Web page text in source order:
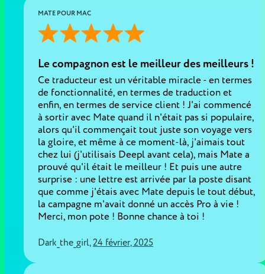
MATE POUR MAC
Le compagnon est le meilleur des meilleurs !
Ce traducteur est un véritable miracle - en termes
de fonctionnalité, en termes de traduction et
enfin, en termes de service client ! J'ai commencé
à sortir avec Mate quand il n'était pas si populaire,
alors qu'il commençait tout juste son voyage vers
la gloire, et même à ce moment-là, j'aimais tout
chez lui (j'utilisais Deepl avant cela), mais Mate a
prouvé qu'il était le meilleur ! Et puis une autre
surprise : une lettre est arrivée par la poste disant
que comme j'étais avec Mate depuis le tout début,
la campagne m'avait donné un accès Pro à vie !
Merci, mon pote ! Bonne chance à toi !
Dark_the_girl, 24 février, 2025